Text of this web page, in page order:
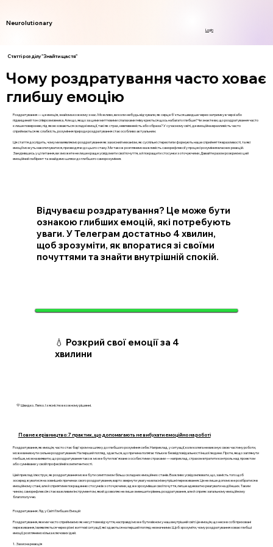
Neurolutionary
Login
Статті розділу "Знайти щастя"
Чому роздратування часто ховає
глибшу емоцію
Роздратування — це емоція, знайома кожному з нас. Можливо, ви коли-небудь відчували, як серце б'ється швидше через затримку в черзі або
підвищений тон співрозмовника. Але що, якщо за цими миттєвими спалахами гніву криється щось набагато глибше? Чи знаєте ви, що роздратування часто
є лише поверхнею, під якою ховаються складні емоції, такі як страх, невпевненість або образа? У сучасному світі, де емоційна вразливість часто
сприймається як слабкість, розуміння природи роздратування стає особливо актуальним.
Ця стаття дослідить, чому ми виявляємо роздратування як захисний механізм, як суспільні стереотипи формують наше сприйняття вразливості, та які
емоції можуть накопичуватися, призводячи до цього стану. Ми також розглянемо важливість саморефлексії у процесі розуміння власних реакцій.
Занурившись у ці питання, ви зможете не лише краще усвідомити свої почуття, а й покращити стосунки з оточуючими. Давайте разом розкриємо цей
емоційний лабіринт та знайдемо шляхи до глибшого саморозуміння.
Відчуваєш роздратування? Це може бути
ознакою глибших емоцій, які потребують
уваги. У Телеграм достатньо 4 хвилин,
щоб зрозуміти, як впоратися зі своїми
почуттями та знайти внутрішній спокій.
💧 Розкрий свої емоції за 4
хвилини
💛 Швидко. Легко. І з ясністю в кожному рішенні.
Повне керівництво: 7 практик, що допомагають не вибухати емоційно на роботі
Роздратування, як емоція, часто стає бар'єром на шляху до глибшого розуміння себе. Наприклад, у ситуації, коли колега не виконує свою частину роботи,
може виникнути сильне роздратування. На перший погляд, здається, що причина полягає тільки в безвідповідальності іншої людини. Проте, якщо заглянути
глибше, можна виявити, що роздратування також може бути пов'язане з особистими страхами — наприклад, страхом втратити контроль над проектом
або сумнівами у своїй професійній компетентності.
Цей приклад ілюструє, як роздратування може бути симптомом більш складних емоційних станів. Важливо усвідомлювати, що, замість того щоб
зосереджуватися на зовнішніх причинах свого роздратування, варто звернути увагу на власні внутрішні переживання. Це не лише допоможе розібратися в
емоційному стані, але й сприятиме покращенню стосунків з оточуючими, адже зрозумівши свої почуття, легше адекватно реагувати на дії інших. Таким
чином, саморефлексія стає важливим інструментом, який дозволяє не лише зменшити рівень роздратування, але й сприяє загальному емоційному
благополуччю.
Роздратування: Лід у Світі Глибших Емоцій
Роздратування, яке ми часто сприймаємо як несуттєве відчуття, насправді може бути вікном у наш внутрішній світ. Це емоція, що несе в собі приховані
переживання, і виявляється через різні життєві ситуації, які здаються на перший погляд незначними. Щоб зрозуміти, чому роздратування ховає глибші
емоції, розглянемо кілька ключових ідей.
1. Захисна реакція